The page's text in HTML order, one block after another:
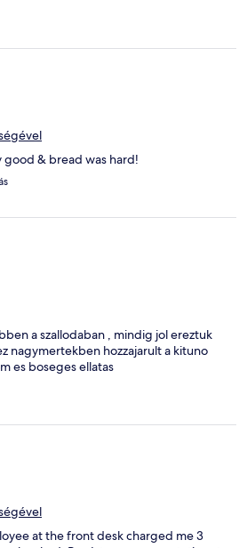
& bread was hard!
a szallodaban , mindig jol ereztuk
nagymertekben hozzajarult a kituno
es boseges ellatas
at the front desk charged me 3